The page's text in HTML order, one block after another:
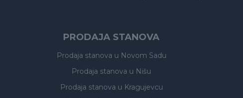
PRODAJA STANOVA
Prodaja stanova u Novom Sadu
Prodaja stanova u Nišu
Prodaja stanova u Kragujevcu